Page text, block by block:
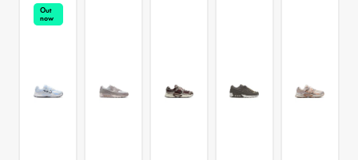
Out
now